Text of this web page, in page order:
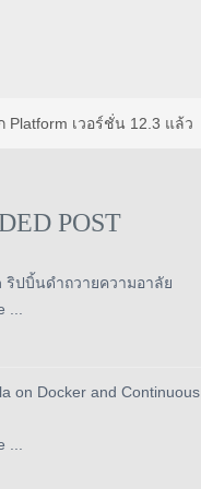
Platform เวอร์ชั่น 12.3 แล้ว
POST
ริปบิ้นดำถวายความอาลัย
on Docker and Continuous